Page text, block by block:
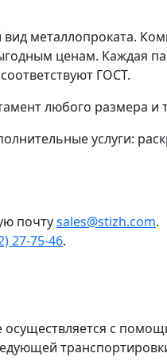
металлопроката.
ценам. Каждая
ГОСТ.
любого размера
услуги:
почтуsales@stizh.com.
27-75-46.
осуществляется с